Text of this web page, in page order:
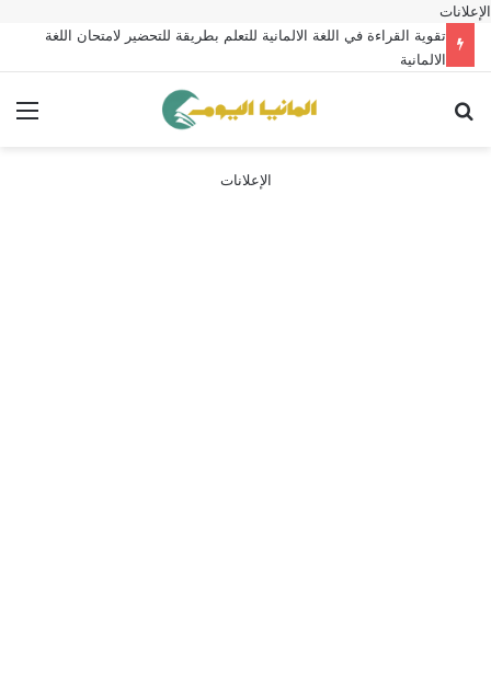
الإعلانات
تقوية القراءة في اللغة الالمانية للتعلم بطريقة للتحضير لامتحان اللغة
الالمانية
الإعلانات